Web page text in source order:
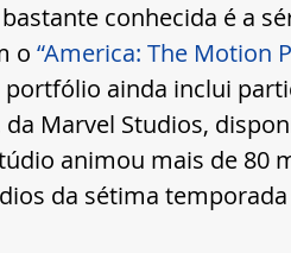
conhecida é a
o “America: The Motion
ainda inclui
da Marvel Studios,
animou mais de 80
da sétima